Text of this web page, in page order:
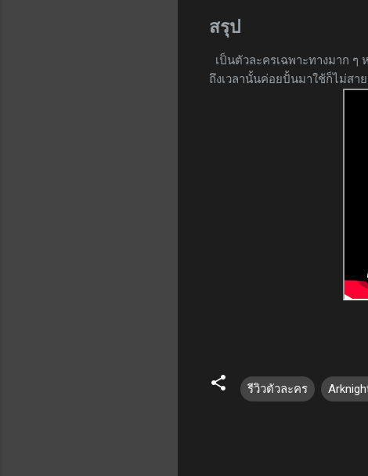
สรุป
เป็นตัวละครเฉพาะทางมาก ๆ
ถึงเวลานั้นค่อยปั้นมาใช้ก็ไม่สา
รีวิวตัวละคร